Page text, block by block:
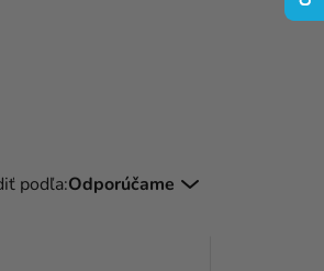
podľa:Odporúčame